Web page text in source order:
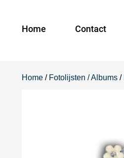
Home Contact
Home / Fotolijsten / Albums /